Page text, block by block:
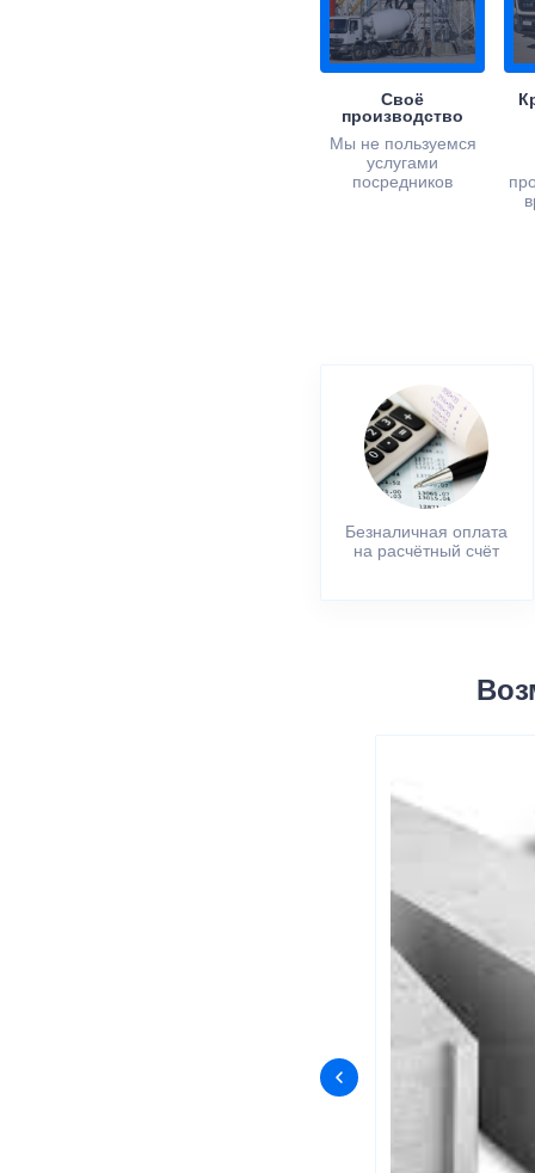
Своё
производство
Мы не пользуемся
услугами
посредников
Безналичная оплата
на расчётный счёт